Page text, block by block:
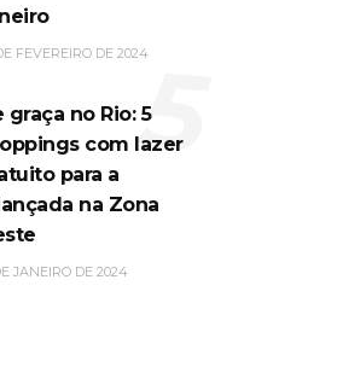
FEVEREIRO DE 2024
graça no Rio: 5
com lazer
para a
na Zona
JANEIRO DE 2024
5